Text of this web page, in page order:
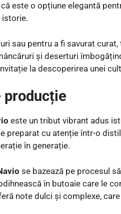
este o opțiune elegantă
istorie.
sau pentru a fi savurat curat,
și deserturi
la descoperirea unei
producție
este un tribut vibrant adus
preparat cu atenție într-o
în generație.
se bazează pe procesul
în butoaie care le
note dulci și complexe,